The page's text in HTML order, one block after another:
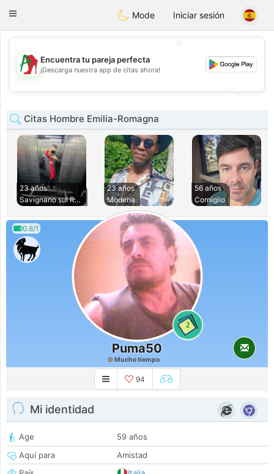
Amami Ora
Toggle
Mode Iniciar sesión
💖
💕
Encuentra tu pareja perfecta
¡Descarga nuestra app de citas ahora!
Citas Hombre Emilia-Romagna
23 años
Savignano sul Rubi
23 años
Modena
56 años
Corniglio
0.8/1
2
Puma50
Mucho tiempo
94
Mi identidad
Age
59 años
Aquí para
Amistad